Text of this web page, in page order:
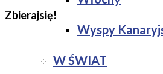
Wyspy
W ŚWIAT
Zbierajsię!